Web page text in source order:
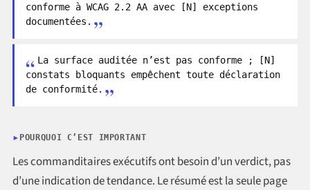
conforme à WCAG 2.2 AA avec [N] exceptions
documentées.
La surface auditée n’est pas conforme ; [N]
constats bloquants empêchent toute déclaration
de conformité.
POURQUOI C’EST IMPORTANT
Les commanditaires exécutifs ont besoin d’un verdict, pas
d’une indication de tendance. Le résumé est la seule page